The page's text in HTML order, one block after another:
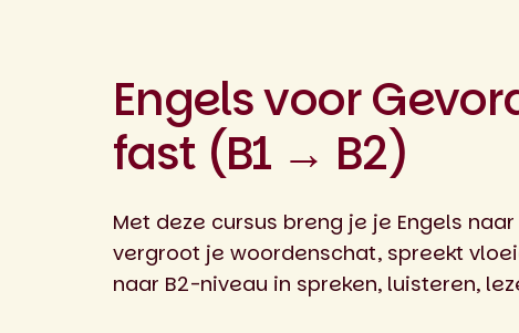
Engels voor
fast (B1 → B2)
Met deze cursus breng je je Engels
vergroot je woordenschat, spreekt
naar B2-niveau in spreken, luisteren,